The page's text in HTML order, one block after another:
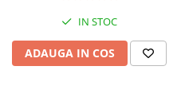
IN STOC
ADAUGA IN COS